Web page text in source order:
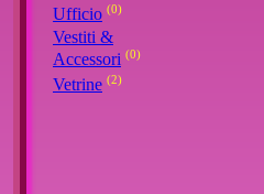
Ufficio (0)
Vestiti &
Accessori (0)
Vetrine (2)